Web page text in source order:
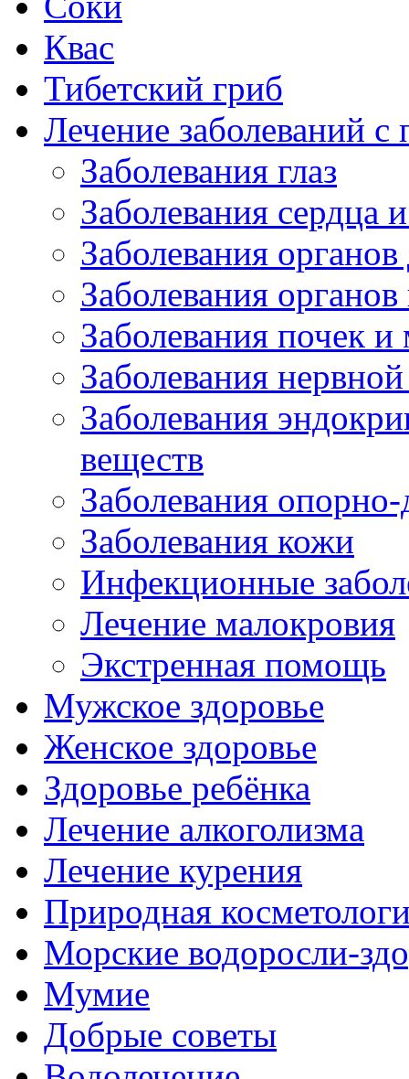
Квас
Тибетский гриб
Лечение заболеваний
Заболевания глаз
Заболевания сердца
Заболевания
Заболевания
Заболевания почек
Заболевания
Заболевания
веществ
Заболевания опорно-
Заболевания кожи
Инфекционные
Лечение малокровия
Экстренная помощь
Мужское здоровье
Женское здоровье
Здоровье ребёнка
Лечение алкоголизма
Лечение курения
Природная
Морские водоросли-
Мумие
Добрые советы